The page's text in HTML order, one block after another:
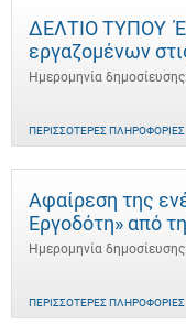
ΔΕΛΤΙΟ ΤΥΠΟΥ
εργαζομένων
Ημερομηνία
ΠΕΡΙΣΣΌΤΕΡΕΣ ΠΛΗΡΟΦΟΡΊΕΣ
Αφαίρεση της
Εργοδότη» από
Ημερομηνία
ΠΕΡΙΣΣΌΤΕΡΕΣ ΠΛΗΡΟΦΟΡΊΕΣ